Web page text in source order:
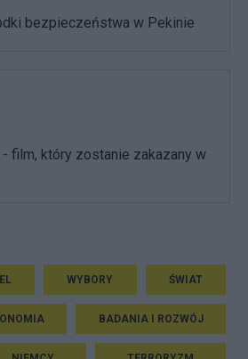
bezpieczeństwa w Pekinie
film, który zostanie zakazany w
WYBORY ŚWIAT
BADANIA I ROZWÓJ